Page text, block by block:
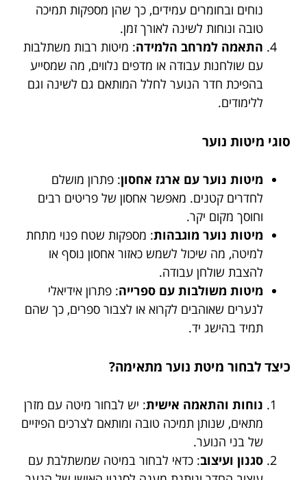
נוחים ובחומרים עמידים, כך שהן מספקות תמיכה
טובה ונוחות לשינה לאורך זמן.
התאמה למרחב הלמידה: מיטות רבות משתלבות
עם שולחנות עבודה או מדפים נלווים, מה שמסייע
בהפיכת חדר הנוער לחלל המותאם גם לשינה וגם
ללימודים.
סוגי מיטות נוער
מיטות נוער עם ארגז אחסון: פתרון מושלם
לחדרים קטנים. מאפשר אחסון של פריטים רבים
וחוסך מקום יקר.
מיטות נוער מוגבהות: מספקות שטח פנוי מתחת
למיטה, מה שיכול לשמש כאזור אחסון נוסף או
להצבת שולחן עבודה.
מיטות משולבות עם ספרייה: פתרון אידיאלי
לנערים שאוהבים לקרוא או לצבור ספרים, כך שהם
תמיד בהישג יד.
כיצד לבחור מיטת נוער מתאימה?
נוחות והתאמה אישית: יש לבחור מיטה עם מזרן
מתאים, שנותן תמיכה טובה ומותאם לצרכים הפיזיים
של בני הנוער.
סגנון ועיצוב: כדאי לבחור במיטה שמשתלבת עם